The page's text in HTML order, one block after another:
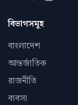
বিভাগসমূহ
বাংলাদেশ
আন্তর্জাতিক
রাজনীতি
ব্যবসা